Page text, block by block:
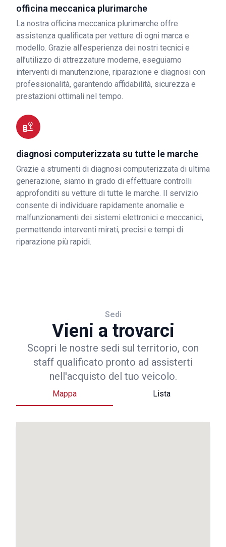
officina meccanica plurimarche
La nostra officina meccanica plurimarche offre
assistenza qualificata per vetture di ogni marca e
modello. Grazie all’esperienza dei nostri tecnici e
all’utilizzo di attrezzature moderne, eseguiamo
interventi di manutenzione, riparazione e diagnosi con
professionalità, garantendo affidabilità, sicurezza e
prestazioni ottimali nel tempo.
diagnosi computerizzata su tutte le marche
Grazie a strumenti di diagnosi computerizzata di ultima
generazione, siamo in grado di effettuare controlli
approfonditi su vetture di tutte le marche. Il servizio
consente di individuare rapidamente anomalie e
malfunzionamenti dei sistemi elettronici e meccanici,
permettendo interventi mirati, precisi e tempi di
riparazione più rapidi.
Sedi
Vieni a trovarci
Scopri le nostre sedi sul territorio, con
staff qualificato pronto ad assisterti
nell'acquisto del tuo veicolo.
Mappa Lista